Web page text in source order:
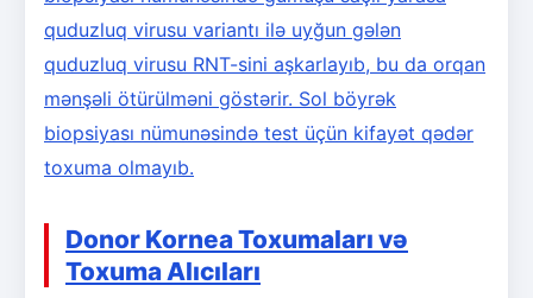
quduzluq virusu variantı ilə uyğun gələn
quduzluq virusu RNT-sini aşkarlayıb, bu da orqan
mənşəli ötürülməni göstərir. Sol böyrək
biopsiyası nümunəsində test üçün kifayət qədər
toxuma olmayıb.
Donor Kornea Toxumaları və
Toxuma Alıcıları